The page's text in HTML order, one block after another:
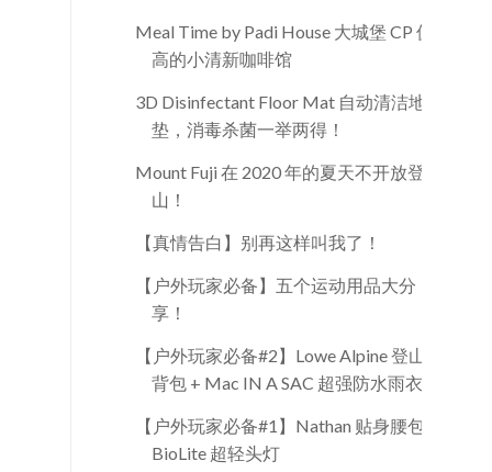
Meal Time by Padi House 大城堡 CP 值
高的小清新咖啡馆
3D Disinfectant Floor Mat 自动清洁地
垫，消毒杀菌一举两得！
Mount Fuji 在 2020 年的夏天不开放登
山！
【真情告白】别再这样叫我了！
【户外玩家必备】五个运动用品大分
享！
【户外玩家必备#2】Lowe Alpine 登山
背包 + Mac IN A SAC 超强防水雨衣
【户外玩家必备#1】Nathan 贴身腰包 +
BioLite 超轻头灯